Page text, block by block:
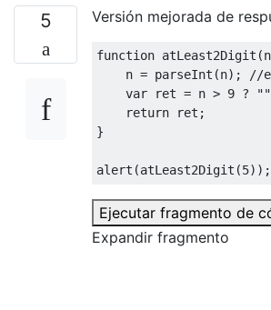
5 Versión mejorada de
function atLeast2Digit (n
    n
= parseInt (n);
//
var ret = n > 9 ? ""
return ret ;
}
alert (atLeast2Digit (5));
Ejecutar fragmento de
Expandir fragmento